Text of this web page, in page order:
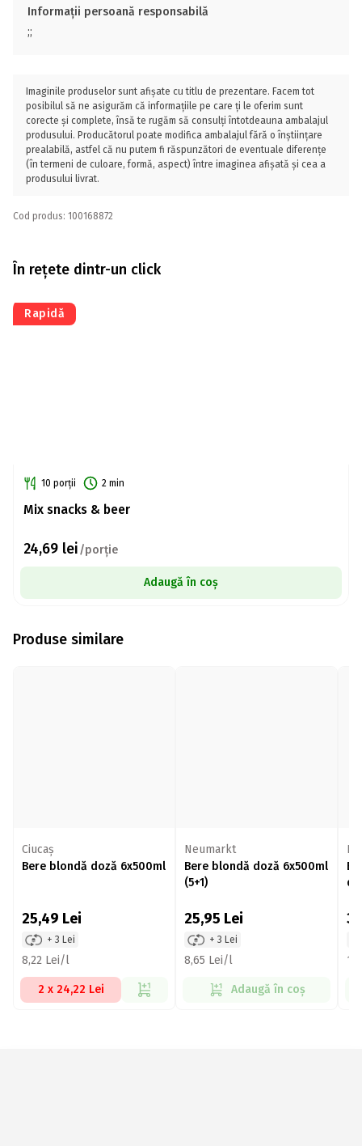
Informații persoană responsabilă
;;
Imaginile produselor sunt afișate cu titlu de prezentare. Facem tot
posibilul să ne asigurăm că informațiile pe care ți le oferim sunt
corecte și complete, însă te rugăm să consulți întotdeauna ambalajul
produsului. Producătorul poate modifica ambalajul fără o înștiințare
prealabilă, astfel că nu putem fi răspunzători de eventuale diferențe
(în termeni de culoare, formă, aspect) între imaginea afișată și cea a
produsului livrat.
Cod produs: 100168872
În rețete dintr-un click
Rapidă
10 porții 2 min
Mix snacks & beer
24,69 lei/porție
Adaugă în coș
Produse similare
Ciucaș
Bere blondă doză 6x500ml
25,49 Lei
+ 3 Lei
8,22 Lei/l
2 x 24,22 Lei
Neumarkt
Bere blondă doză 6x500ml
(5+1)
25,95 Lei
+ 3 Lei
8,65 Lei/l
Adaugă în coș